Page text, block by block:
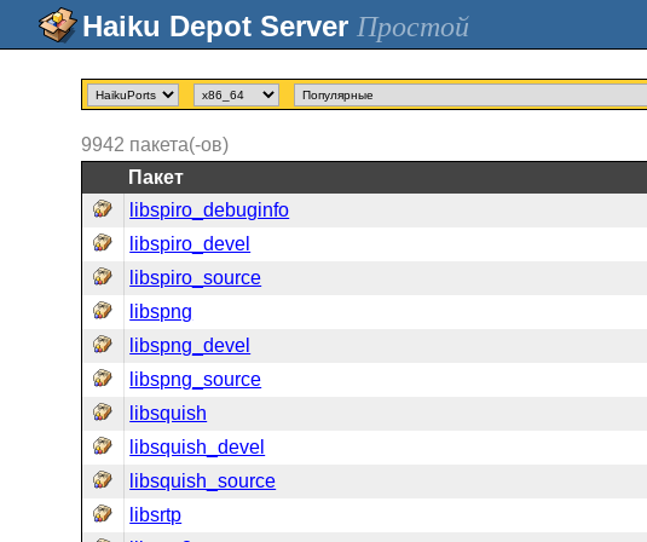
Простой
9942 пакета(-ов)
Пакет
libspiro_debuginfo
libspiro_devel
libspiro_source
libspng
libspng_devel
libspng_source
libsquish
libsquish_devel
libsquish_source
libsrtp